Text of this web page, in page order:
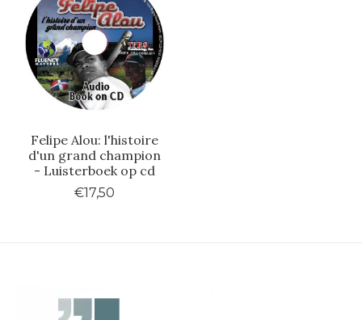
Felipe Alou: l'histoire
d'un grand champion
- Luisterboek op cd
€17,50